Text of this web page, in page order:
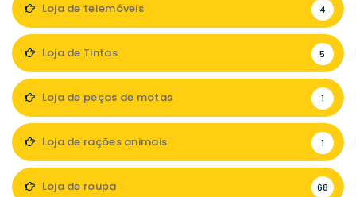
Loja de telemóveis 4
Loja de Tintas 5
Loja de peças de motas 1
Loja de rações animais 1
Loja de roupa 68